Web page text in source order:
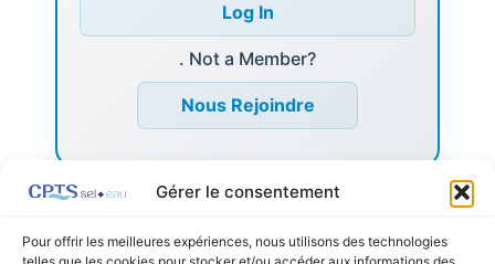
Gérer le consentement
Pour offrir les meilleures expériences, nous utilisons des technologies
Log In
. Not a Member?
Nous Rejoindre